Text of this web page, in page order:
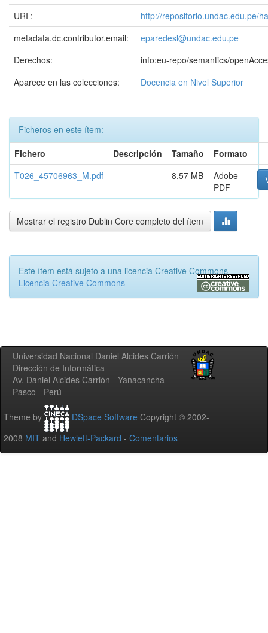
URI :
http://repositorio.undac.edu.pe/
metadata.dc.contributor.email:
eparedesl@undac.edu.pe
Derechos:
info:eu-repo/semantics/
Aparece en las colecciones:
Docencia en Nivel Superior
Ficheros en este ítem:
Fichero
Descripción Tamaño
Formato
T026_45706963_M.pdf
8,57 MB
Adobe
PDF
Mostrar el registro Dublin Core completo del ítem
Este ítem está sujeto a una licencia Creative Commons
Licencia Creative Commons
Universidad Nacional Daniel Alcides Carrión
Dirección de Informática
Av. Daniel Alcides Carrión - Yanacancha
Pasco - Perú
Theme by DSpace Software Copyright © 2002-
2008 MIT and Hewlett-Packard - Comentarios